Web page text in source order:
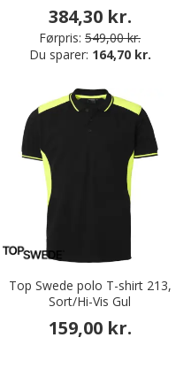
384,30 kr.
Førpris: 549,00 kr.
Du sparer: 164,70 kr.
Top Swede polo T-shirt 213,
Sort/Hi-Vis Gul
159,00 kr.